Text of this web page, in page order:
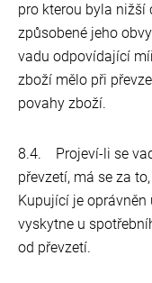
pro kterou byla nižší
způsobené jeho
vadu odpovídající
zboží mělo při
povahy zboží.
8.4. Projeví-li se
převzetí, má se za
Kupující je oprávněn
vyskytne u
od převzetí.